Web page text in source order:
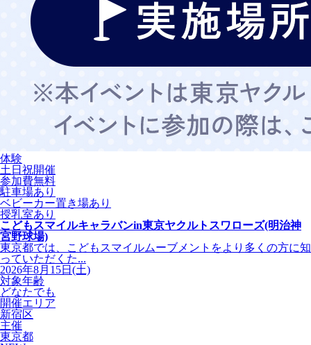
体験
土日祝開催
参加費無料
駐車場あり
ベビーカー置き場あり
授乳室あり
こどもスマイルキャラバンin東京ヤクルトスワローズ(明治神
宮野球場)
東京都では、こどもスマイルムーブメントをより多くの方に知
っていただくた...
2026年8月15日(土)
対象年齢
どなたでも
開催エリア
新宿区
主催
東京都